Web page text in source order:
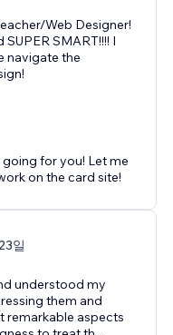
Web Designer!
SMART!!!! I
navigate the
for you! Let me
on the card site!
일
understood my
them and
remarkable aspects